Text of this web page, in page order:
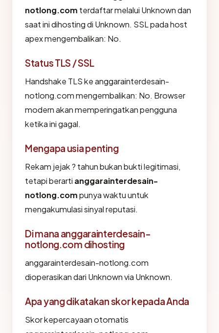
notlong.com terdaftar melalui Unknown dan
saat ini dihosting di Unknown. SSL pada host
apex mengembalikan: No.
Status TLS / SSL
Handshake TLS ke anggarainterdesain-
notlong.com mengembalikan: No. Browser
modern akan memperingatkan pengguna
ketika ini gagal.
Mengapa usia penting
Rekam jejak ? tahun bukan bukti legitimasi,
tetapi berarti anggarainterdesain-
notlong.compunya waktu untuk
mengakumulasi sinyal reputasi.
Di mana anggarainterdesain-
notlong.com dihosting
anggarainterdesain-notlong.com
dioperasikan dari Unknown via Unknown.
Apa yang dikatakan skor kepada Anda
Skor kepercayaan otomatis